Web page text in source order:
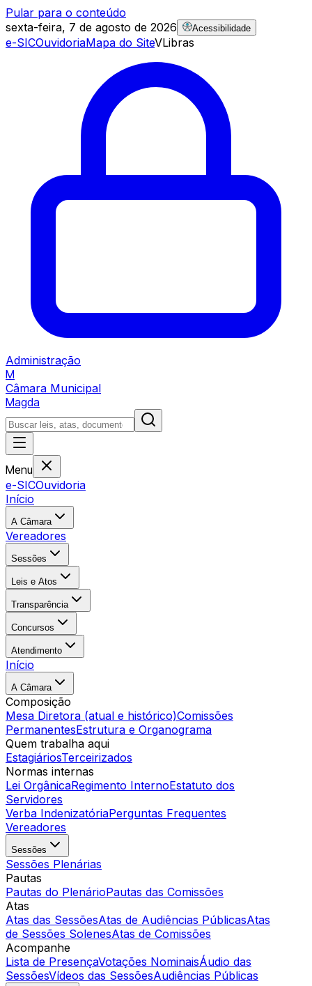
Pular para o conteúdo
sexta-feira, 7 de agosto de 2026
Acessibilidade
e-SICOuvidoriaMapa do SiteVLibras
Administração
M
Câmara Municipal
Magda
Menu
e-SICOuvidoria
Início
A Câmara
Vereadores
Sessões
Leis e Atos
Transparência
Concursos
Atendimento
Início
A Câmara
Composição
Mesa Diretora (atual e histórico)Comissões
PermanentesEstrutura e Organograma
Quem trabalha aqui
EstagiáriosTerceirizados
Normas internas
Lei OrgânicaRegimento InternoEstatuto dos
Servidores
Verba IndenizatóriaPerguntas Frequentes
Vereadores
Sessões
Sessões Plenárias
Pautas
Pautas do PlenárioPautas das Comissões
Atas
Atas das SessõesAtas de Audiências PúblicasAtas
de Sessões SolenesAtas de Comissões
Acompanhe
Lista de PresençaVotações NominaisÁudio das
SessõesVídeos das SessõesAudiências Públicas